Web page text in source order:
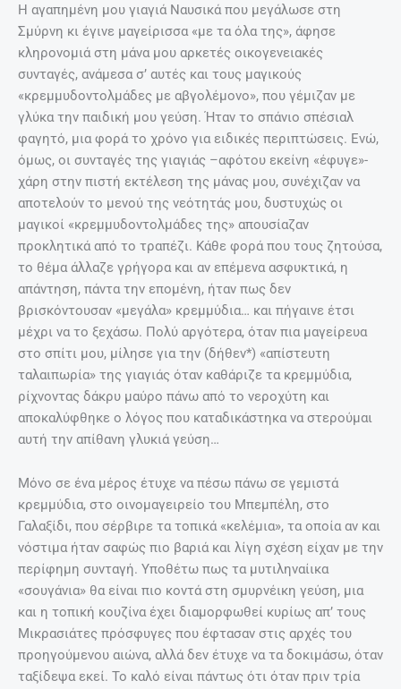
Η αγαπημένη μου γιαγιά Ναυσικά που μεγάλωσε στη
Σμύρνη κι έγινε μαγείρισσα «με τα όλα της», άφησε
κληρονομιά στη μάνα μου αρκετές οικογενειακές
συνταγές, ανάμεσα σ’ αυτές και τους μαγικούς
«κρεμμυδοντολμάδες με αβγολέμονο», που γέμιζαν με
γλύκα την παιδική μου γεύση. Ήταν το σπάνιο σπέσιαλ
φαγητό, μια φορά το χρόνο για ειδικές περιπτώσεις. Ενώ,
όμως, οι συνταγές της γιαγιάς –αφότου εκείνη «έφυγε»-
χάρη στην πιστή εκτέλεση της μάνας μου, συνέχιζαν να
αποτελούν το μενού της νεότητάς μου, δυστυχώς οι
μαγικοί «κρεμμυδοντολμάδες της» απουσίαζαν
προκλητικά από το τραπέζι. Κάθε φορά που τους ζητούσα,
το θέμα άλλαζε γρήγορα και αν επέμενα ασφυκτικά, η
απάντηση, πάντα την επομένη, ήταν πως δεν
βρισκόντουσαν «μεγάλα» κρεμμύδια… και πήγαινε έτσι
μέχρι να το ξεχάσω. Πολύ αργότερα, όταν πια μαγείρευα
στο σπίτι μου, μίλησε για την (δήθεν*) «απίστευτη
ταλαιπωρία» της γιαγιάς όταν καθάριζε τα κρεμμύδια,
ρίχνοντας δάκρυ μαύρο πάνω από το νεροχύτη και
αποκαλύφθηκε ο λόγος που καταδικάστηκα να στερούμαι
αυτή την απίθανη γλυκιά γεύση…
Μόνο σε ένα μέρος έτυχε να πέσω πάνω σε γεμιστά
κρεμμύδια, στο οινομαγειρείο του Μπεμπέλη, στο
Γαλαξίδι, που σέρβιρε τα τοπικά «κελέμια», τα οποία αν και
νόστιμα ήταν σαφώς πιο βαριά και λίγη σχέση είχαν με την
περίφημη συνταγή. Υποθέτω πως τα μυτιληναίικα
«σουγάνια» θα είναι πιο κοντά στη σμυρνέικη γεύση, μια
και η τοπική κουζίνα έχει διαμορφωθεί κυρίως απ’ τους
Μικρασιάτες πρόσφυγες που έφτασαν στις αρχές του
προηγούμενου αιώνα, αλλά δεν έτυχε να τα δοκιμάσω, όταν
ταξίδεψα εκεί. Το καλό είναι πάντως ότι όταν πριν τρία